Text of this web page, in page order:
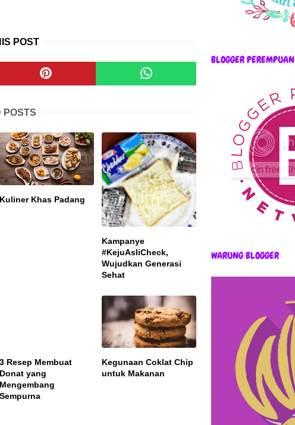
POST
POSTS
Kuliner Khas Padang
Kampanye
#KejuAsliCheck,
Wujudkan Generasi
Sehat
3 Resep Membuat
Kegunaan Coklat Chip
untuk Makanan
BLOGGER PEREMPUAN
WARUNG BLOGGER